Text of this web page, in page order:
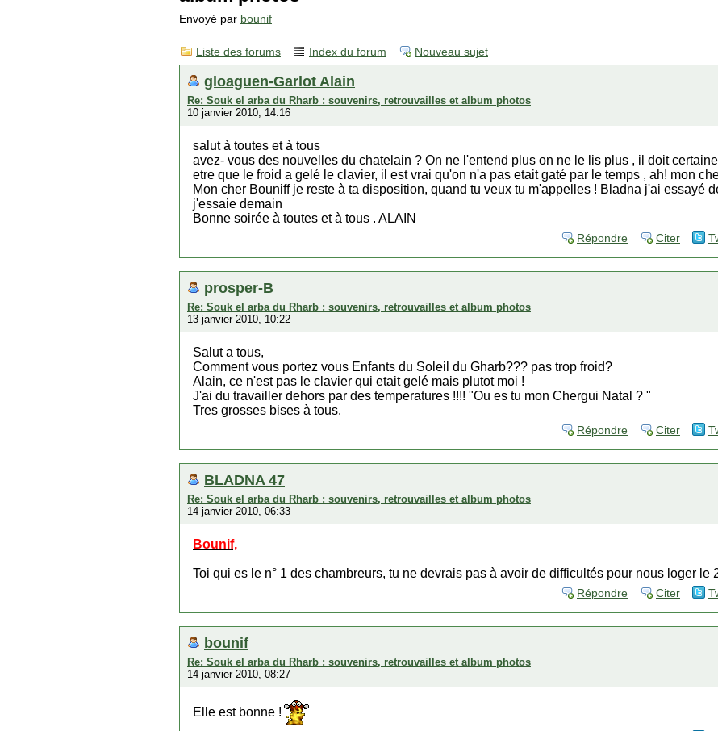
Envoyé par bounif
Liste des forums Index du forum Nouveau sujet
gloaguen-Garlot Alain
Re: Souk el arba du Rharb : souvenirs, retrouvailles et album photos
10 janvier 2010, 14:16
salut à toutes et à tous
avez- vous des nouvelles du chatelain ? On ne l'entend plus on ne le lis plus , il doit
etre que le froid a gelé le clavier, il est vrai qu'on n'a pas etait gaté par le temps , ah! mon
Mon cher Bouniff je reste à ta disposition, quand tu veux tu m'appelles ! Bladna j'ai essayé
j'essaie demain
Bonne soirée à toutes et à tous . ALAIN
Répondre Citer
prosper-B
Re: Souk el arba du Rharb : souvenirs, retrouvailles et album photos
13 janvier 2010, 10:22
Salut a tous,
Comment vous portez vous Enfants du Soleil du Gharb??? pas trop froid?
Alain, ce n'est pas le clavier qui etait gelé mais plutot moi !
J'ai du travailler dehors par des temperatures !!!! "Ou es tu mon Chergui Natal ? "
Tres grosses bises à tous.
Répondre Citer
BLADNA 47
Re: Souk el arba du Rharb : souvenirs, retrouvailles et album photos
14 janvier 2010, 06:33
Bounif,
Toi qui es le n° 1 des chambreurs, tu ne devrais pas à avoir de difficultés pour nous loger le
Répondre Citer
bounif
Re: Souk el arba du Rharb : souvenirs, retrouvailles et album photos
14 janvier 2010, 08:27
Elle est bonne !